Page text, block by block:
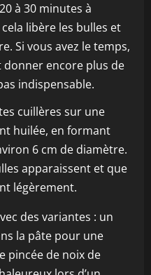
à 30 minutes à
libère les bulles et
Si vous avez le temps,
encore plus de
indispensable.
cuillères sur une
huilée, en formant
6 cm de diamètre.
apparaissent et que
légèrement.
des variantes : un
la pâte pour une
pincée de noix de